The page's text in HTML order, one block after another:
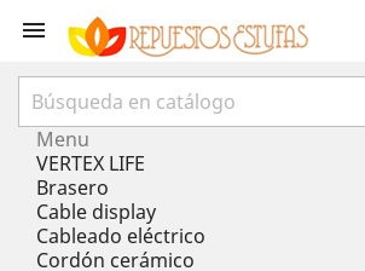

Menu
VERTEX LIFE
Brasero
Cable display
Cableado eléctrico
Cordón cerámico